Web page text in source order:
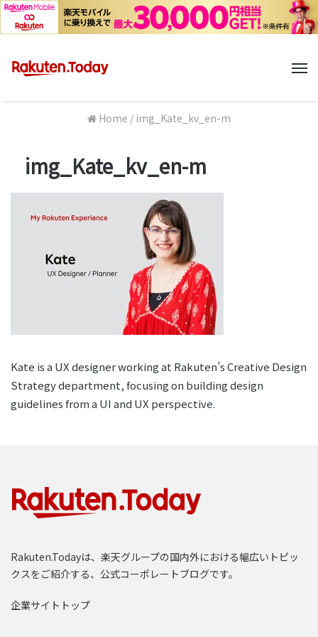
Home / img_Kate_kv_en-m
img_Kate_kv_en-m
Kate is a UX designer working at Rakuten’s Creative Design
Strategy department, focusing on building design
guidelines from a UI and UX perspective.
Rakuten.Todayは、楽天グループの国内外における幅広いトピッ
クスをご紹介する、公式コーポレートブログです。
企業サイトトップ